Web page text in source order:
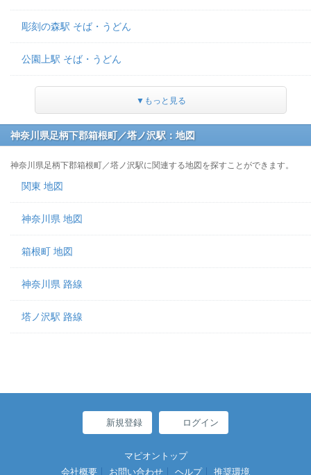
彫刻の森駅 そば・うどん
公園上駅 そば・うどん
▼もっと見る
神奈川県足柄下郡箱根町／塔ノ沢駅：地図
神奈川県足柄下郡箱根町／塔ノ沢駅に関連する地図を探すことができます。
関東 地図
神奈川県 地図
箱根町 地図
神奈川県 路線
塔ノ沢駅 路線
新規登録 ログイン
マピオントップ
会社概要
お問い合わせ ヘルプ 推奨環境